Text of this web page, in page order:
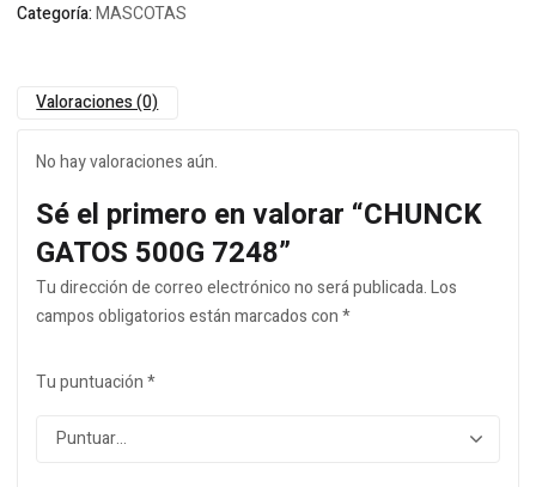
Categoría:MASCOTAS
Valoraciones (0)
No hay valoraciones aún.
Sé el primero en valorar “CHUNCK
GATOS 500G 7248”
Tu dirección de correo electrónico no será publicada.Los
campos obligatorios están marcados con*
Tu puntuación*